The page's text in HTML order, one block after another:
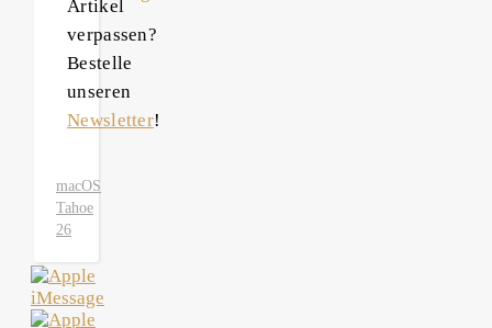
Artikel
verpassen?
Bestelle
unseren
Newsletter!
macOS
Tahoe
26